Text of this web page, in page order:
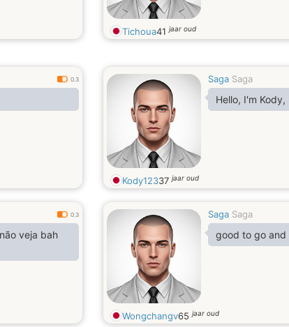
Tichoua41jaar oud
0.3 Saga Saga
Hello, I'm
Kody12337jaar oud
0.3
veja bah
Saga Saga
good to go and
Wongchangv65jaar oud